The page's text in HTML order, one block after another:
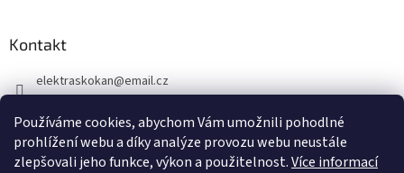
Používáme cookies, abychom Vám umožnili pohodlné
prohlížení webu a díky analýze provozu webu neustále
zlepšovali jeho funkce, výkon a použitelnost.Více informací
Kontakt
elektraskokan@email.cz
+420 737 802 398